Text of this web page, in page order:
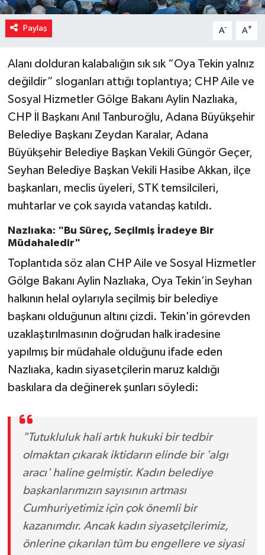
Paylaş A- A+
Alanı dolduran kalabalığın sık sık “Oya Tekin yalnız
değildir” sloganları attığı toplantıya; CHP Aile ve
Sosyal Hizmetler Gölge Bakanı Aylin Nazlıaka,
CHP İl Başkanı Anıl Tanburoğlu, Adana Büyükşehir
Belediye Başkanı Zeydan Karalar, Adana
Büyükşehir Belediye Başkan Vekili Güngör Geçer,
Seyhan Belediye Başkan Vekili Hasibe Akkan, ilçe
başkanları, meclis üyeleri, STK temsilcileri,
muhtarlar ve çok sayıda vatandaş katıldı.
Nazlıaka: "Bu Süreç, Seçilmiş İradeye Bir
Müdahaledir"
Toplantıda söz alan CHP Aile ve Sosyal Hizmetler
Gölge Bakanı Aylin Nazlıaka, Oya Tekin’in Seyhan
halkının helal oylarıyla seçilmiş bir belediye
başkanı olduğunun altını çizdi. Tekin'in görevden
uzaklaştırılmasının doğrudan halk iradesine
yapılmış bir müdahale olduğunu ifade eden
Nazlıaka, kadın siyasetçilerin maruz kaldığı
baskılara da değinerek şunları söyledi:
"Tutukluluk hali artık hukuki bir tedbir
olmaktan çıkarak iktidarın elinde bir 'algı
aracı' haline gelmiştir. Kadın belediye
başkanlarımızın sayısının artması
Cumhuriyetimiz için çok önemli bir
kazanımdır. Ancak kadın siyasetçilerimiz,
önlerine çıkarılan tüm bu engellere ve siyasi